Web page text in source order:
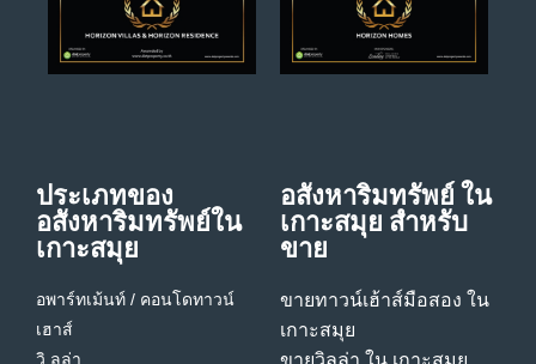
ประเภทของ
อสังหาริมทรัพย์ใน
เกาะสมุย
อพาร์ทเม้นท์ / คอนโดทาวน์
เฮาส์
วิ ลล่า
อสังหาริมทรัพย์ ใน
เกาะสมุย สําหรับ
ขาย
ขายทาวน์เฮ้าส์มือสอง ใน
เกาะสมุย
ขายวิลล่า ใน เกาะสมุย